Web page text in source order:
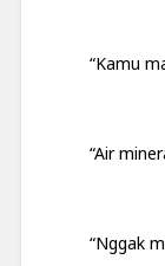
“Kamu
“Air
“Nggak